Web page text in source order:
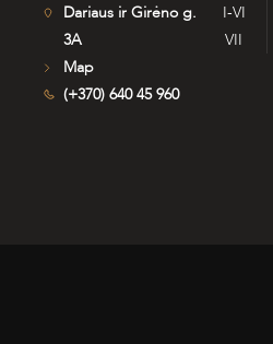
Dariaus ir Girėno g.
3A
Map
(+370) 640 45 960
I-VI
VII